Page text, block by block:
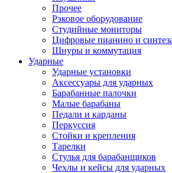
Прочее
Рэковое оборудование
Студийные мониторы
Цифровые пианино и
Шнуры и коммутация
Ударные
Ударные установки
Аксессуары для ударных
Барабанные палочки
Малые барабаны
Педали и карданы
Перкуссия
Стойки и крепления
Тарелки
Стулья для барабанщиков
Чехлы и кейсы для ударных